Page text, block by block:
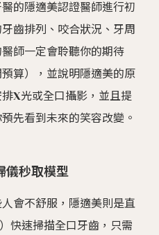
的隱適美認證醫師進行初
齒排列、咬合狀況、牙周
師一定會聆聽你的期待
預算），並說明隱適美的原
X光或全口攝影，並且提
先看到未來的笑容改變。
儀秒取模型
會不舒服，隱適美則是直
）快速掃描全口牙齒，只需